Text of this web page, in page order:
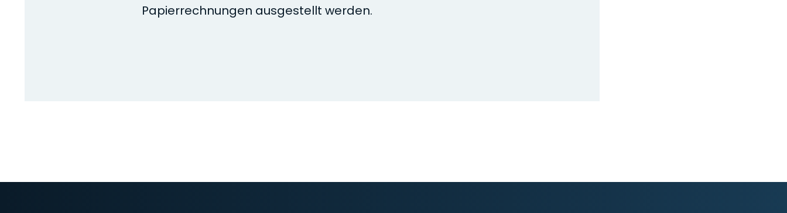
Papierrechnungen ausgestellt werden.